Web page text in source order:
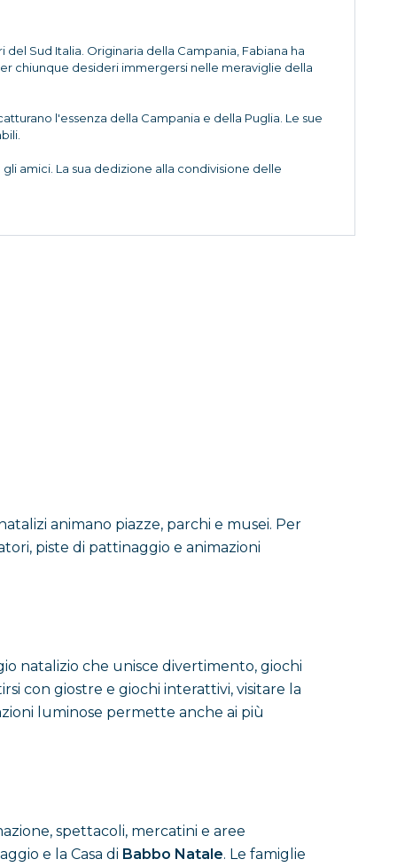
Sud Italia. Originaria della Campania, Fabiana ha
chiunque desideri immergersi nelle meraviglie della
l'essenza della Campania e della Puglia. Le sue
amici. La sua dedizione alla condivisione delle
animano piazze, parchi e musei. Per
piste di pattinaggio e animazioni
natalizio che unisce divertimento, giochi
con giostre e giochi interattivi, visitare la
luminose permette anche ai più
spettacoli, mercatini e aree
e la Casa di Babbo Natale. Le famiglie